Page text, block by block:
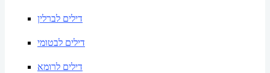
דילים לברלין
דילים לבטומי
דילים לרומא